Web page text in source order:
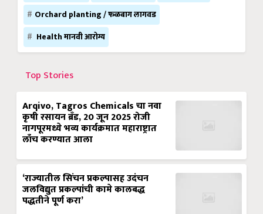
Orchard planting / फळबाग लागवड
Health मानवी आरोग्य
Top Stories
Arqivo, Tagros Chemicals चा नवा
कृषी रसायन ब्रँड, 20 जून 2025 रोजी
नागपूरमध्ये भव्य कार्यक्रमात महाराष्ट्रात
लाँच करण्यात आला
‘राज्यातील सिंचन प्रकल्पासह उदंचन
जलविद्युत प्रकल्पांची कामे कालबद्ध
पद्धतीने पूर्ण करा’